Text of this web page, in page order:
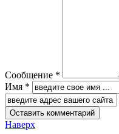
Сообщение *
Имя *
Наверх